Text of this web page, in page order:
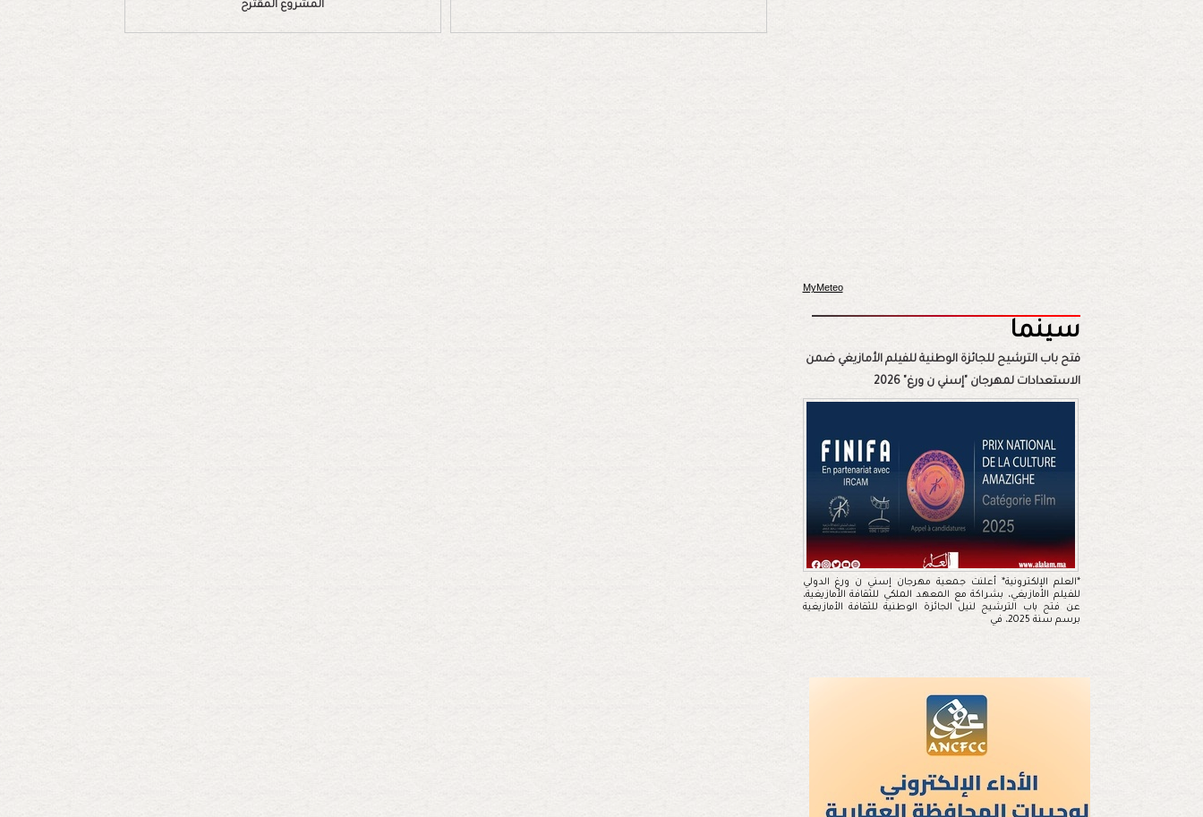
المشروع المقترح
MyMeteo
سينما
فتح باب الترشيح للجائزة الوطنية للفيلم الأمازيغي ضمن
الاستعدادات لمهرجان "إسني ن ورغ" 2026
*العلم الإلكترونية* أعلنت جمعية مهرجان إسني ن ورغ الدولي
للفيلم الأمازيغي، بشراكة مع المعهد الملكي للثقافة الأمازيغية،
عن فتح باب الترشيح لنيل الجائزة الوطنية للثقافة الأمازيغية
برسم سنة 2025، في